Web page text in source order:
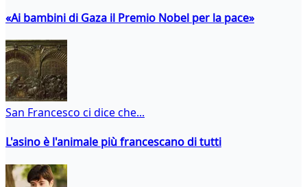
«Ai bambini di Gaza il Premio Nobel per la pace»
San Francesco ci dice che...
L'asino è l'animale più francescano di tutti